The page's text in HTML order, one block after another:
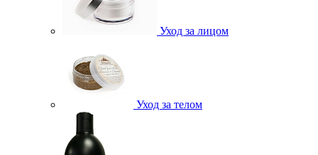
Уход за лицом
Уход за телом